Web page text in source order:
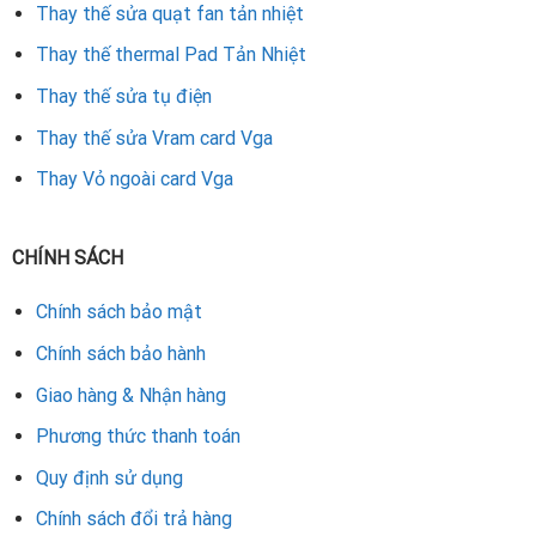
Nếu bạn muốn đảm bảo RX 7700 hoạt động ổn định theo
Lời khuyên khi sử dụng card RX 7700 sau khi thay
Dùng nguồn công suất thực, thương hiệu uy tín.
Vệ sinh định kỳ để loại bỏ bụi gây chập điện.
Theo dõi nhiệt độ GPU bằng phần mềm giám sát.
Kết luận
Thay sửa chữa thay thế tụ điện bo mạch card VGA RX 7700
là giải pháp hiệu quả giúp phục hồi sự ổn định của card,
ngăn ngừa lỗi nguồn và tăng tuổi thọ thiết bị. Với đội ngũ
Thay thế sửa quạt fan tản nhiệt
Thay thế thermal Pad Tản Nhiệt
Thay thế sửa tụ điện
Thay thế sửa Vram card Vga
Thay Vỏ ngoài card Vga
CHÍNH SÁCH
Chính sách bảo mật
Chính sách bảo hành
Giao hàng & Nhận hàng
Phương thức thanh toán
Quy định sử dụng
Chính sách đổi trả hàng